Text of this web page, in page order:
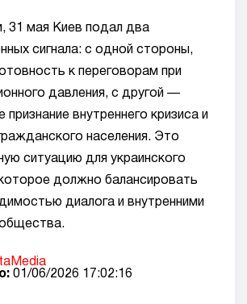
31 мая Киев подал два
сигнала: с одной стороны,
к переговорам при
давления, с другой —
признание внутреннего кризиса и
населения. Это
ситуацию для украинского
должно балансировать
диалога и внутренними
01/06/2026 17:02:16